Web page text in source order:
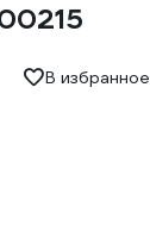
В избранное